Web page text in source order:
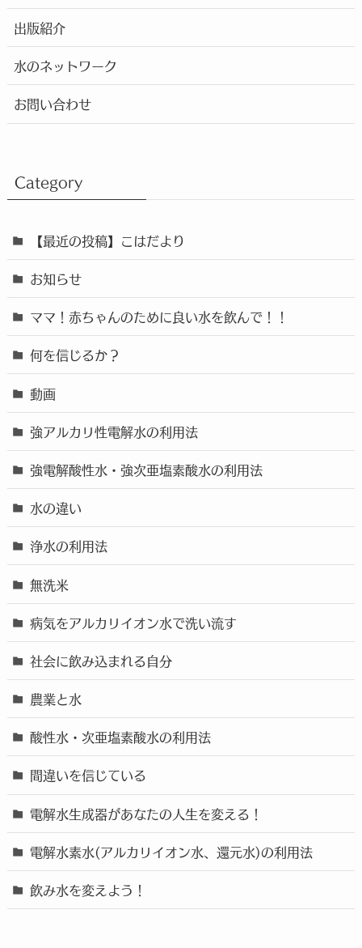
出版紹介
水のネットワーク
お問い合わせ
Category
【最近の投稿】こはだより
お知らせ
ママ！赤ちゃんのために良い水を飲んで！！
何を信じるか？
動画
強アルカリ性電解水の利用法
強電解酸性水・強次亜塩素酸水の利用法
水の違い
浄水の利用法
無洗米
病気をアルカリイオン水で洗い流す
社会に飲み込まれる自分
農業と水
酸性水・次亜塩素酸水の利用法
間違いを信じている
電解水生成器があなたの人生を変える！
電解水素水(アルカリイオン水、還元水)の利用法
飲み水を変えよう！